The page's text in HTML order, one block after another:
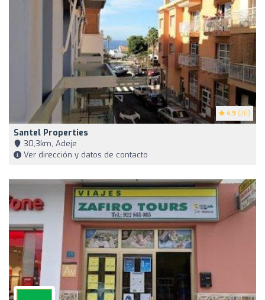
4.9 (20)
Santel Properties
30,3km, Adeje
Ver dirección y datos de contacto